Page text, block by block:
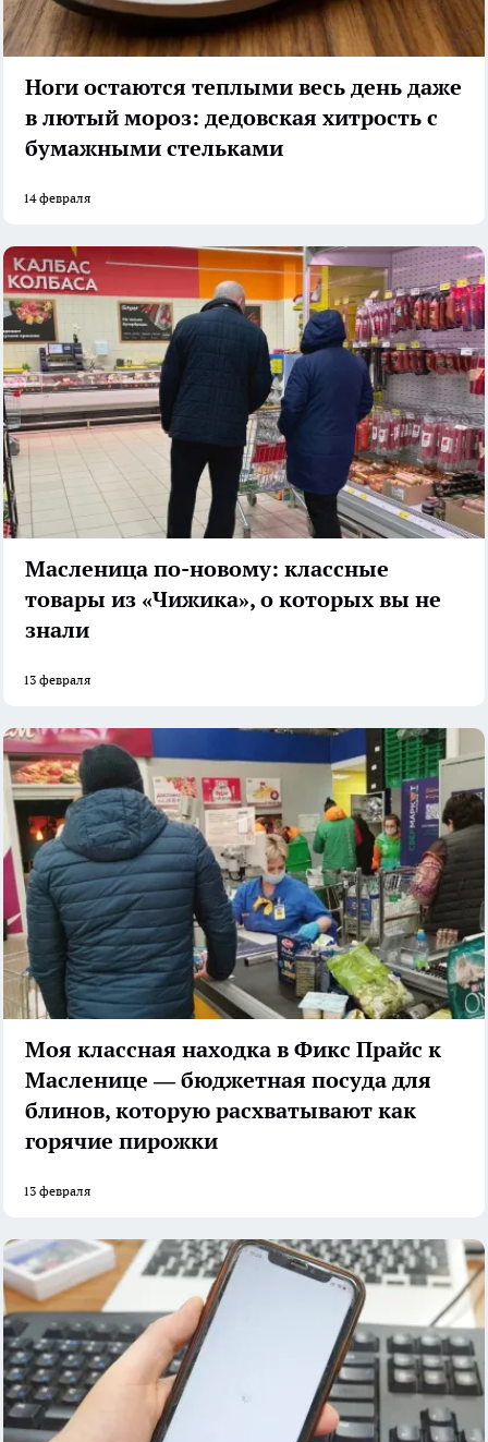
Ноги остаются теплыми весь день даже
в лютый мороз: дедовская хитрость с
бумажными стельками
14 февраля
Масленица по-новому: классные
товары из «Чижика», о которых вы не
знали
13 февраля
Моя классная находка в Фикс Прайс к
Масленице — бюджетная посуда для
блинов, которую расхватывают как
горячие пирожки
13 февраля